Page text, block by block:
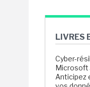
LIVRES
Cyber-
Microsoft
Anticipez